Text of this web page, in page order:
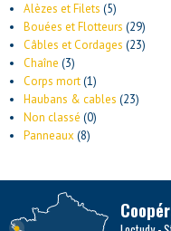
Alèzes et Filets (5)
Bouées et Flotteurs (29)
Câbles et Cordages (23)
Chaîne (3)
Corps mort(1)
Haubans & cables (23)
Non classé (0)
Panneaux (8)